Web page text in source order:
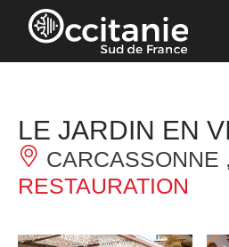
Panneau de gestion des cookies
LE JARDIN EN
CARCASSONNE
RESTAURATION